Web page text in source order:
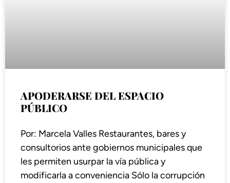
APODERARSE DEL ESPACIO
PÚBLICO
Por: Marcela Valles Restaurantes, bares y
consultorios ante gobiernos municipales que
les permiten usurpar la vía pública y
modificarla a conveniencia Sólo la corrupción